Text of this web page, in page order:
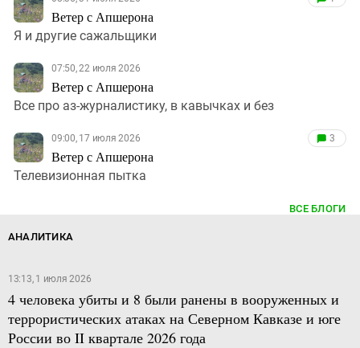
Ветер с Апшерона
Я и другие сажальщики
07:50, 22 июля 2026
Ветер с Апшерона
Все про аз-журналистику, в кавычках и без
09:00, 17 июля 2026
Ветер с Апшерона
3
Телевизионная пытка
ВСЕ БЛОГИ
АНАЛИТИКА
13:13, 1 июля 2026
4 человека убиты и 8 были ранены в вооруженных и
террористических атаках на Северном Кавказе и юге
России во II квартале 2026 года